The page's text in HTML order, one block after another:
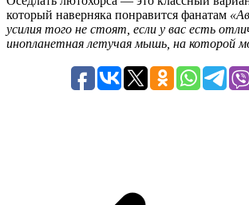
который наверняка понравится фанатам
усилия того не стоят, если у вас есть
инопланетная летучая мышь, на которой